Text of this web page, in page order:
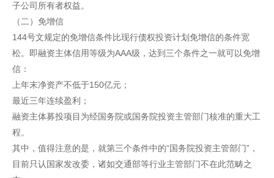
子公司所有者权益。
（二）免增信
144号文规定的免增信条件比现行债权投资计划免增信的条件宽
松。即融资主体信用等级为AAA级，达到三个条件之一就可以免增
信：
上年末净资产不低于150亿元；
最近三年连续盈利；
融资主体募投项目为经国务院或国务院投资主管部门核准的重大工
程。
其中，值得注意的是，就第三个条件中的“国务院投资主管部门”，
目前只认国家发改委，诸如交通部等行业主管部门不在此范畴之